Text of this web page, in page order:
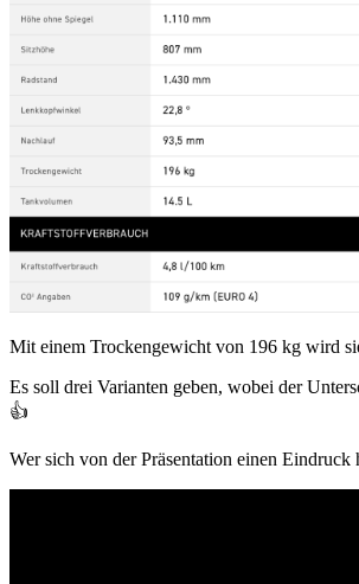
Mit einem Trockengewicht von 196 kg wird
Es soll drei Varianten geben, wobei der
👍
Wer sich von der Präsentation einen